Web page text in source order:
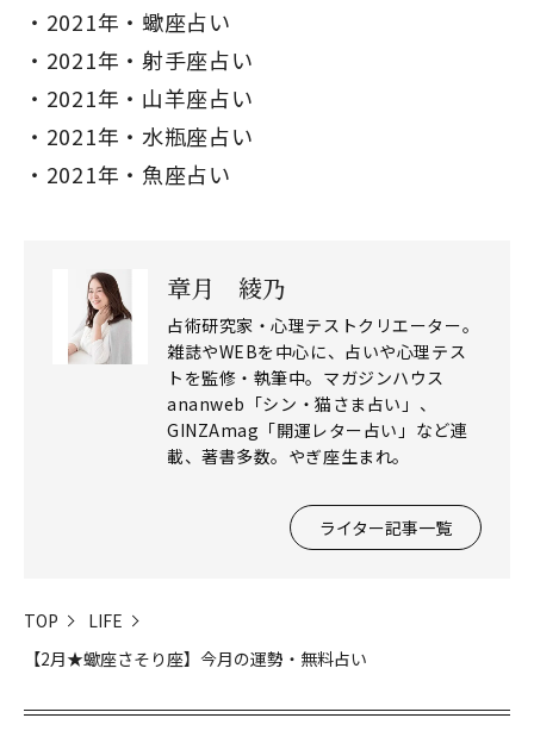
2021年・蠍座占い
2021年・射手座占い
2021年・山羊座占い
2021年・水瓶座占い
2021年・魚座占い
章月 綾乃
占術研究家・心理テストクリエーター。
雑誌やWEBを中心に、占いや心理テス
トを監修・執筆中。マガジンハウス
ananweb「シン・猫さま占い」、
GINZAmag「開運レター占い」など連
載、著書多数。やぎ座生まれ。
ライター記事一覧
TOP
LIFE
【2月★蠍座さそり座】今月の運勢・無料占い